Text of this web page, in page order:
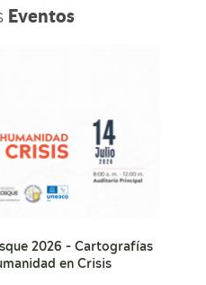
Eventos
2026 - Cartografías
en Crisis